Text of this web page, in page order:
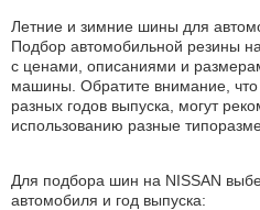
Летние и зимние шины для
Подбор автомобильной резины
с ценами, описаниями и
машины. Обратите внимание,
разных годов выпуска, могут
использованию разные
Для подбора шин на NISSAN
автомобиля и год выпуска: